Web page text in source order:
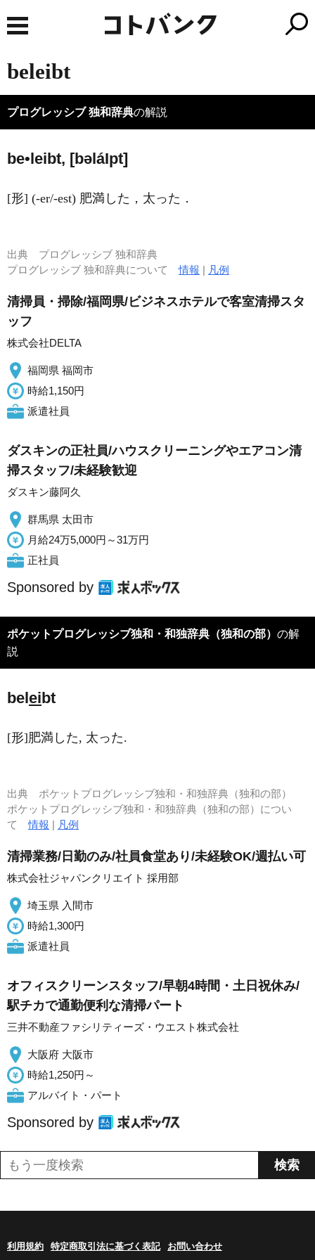
beleibt
プログレッシブ 独和辞典の解説
be•leibt, [bəláIpt]
[形] (-er/-est) 肥満した，太った．
出典 プログレッシブ 独和辞典
プログレッシブ 独和辞典について情報 | 凡例
清掃員・掃除/福岡県/ビジネスホテルで客室清掃スタ
ッフ
株式会社DELTA
福岡県 福岡市
時給1,150円
派遣社員
ダスキンの正社員/ハウスクリーニングやエアコン清
掃スタッフ/未経験歓迎
ダスキン藤阿久
群馬県 太田市
月給24万5,000円～31万円
正社員
Sponsored by
ポケットプログレッシブ独和・和独辞典（独和の部） の解
説
beleibt
[形]肥満した, 太った.
出典 ポケットプログレッシブ独和・和独辞典（独和の部）
ポケットプログレッシブ独和・和独辞典（独和の部）につい
て情報 | 凡例
清掃業務/日勤のみ/社員食堂あり/未経験OK/週払い可
株式会社ジャパンクリエイト 採用部
埼玉県 入間市
時給1,300円
派遣社員
オフィスクリーンスタッフ/早朝4時間・土日祝休み/
駅チカで通勤便利な清掃パート
三井不動産ファシリティーズ・ウエスト株式会社
大阪府 大阪市
時給1,250円～
アルバイト・パート
Sponsored by
利用規約 特定商取引法に基づく表記 お問い合わせ